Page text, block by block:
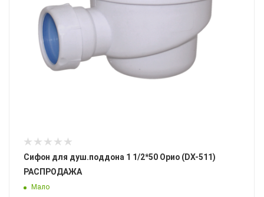
Сифон для душ.поддона 1 1/2*50 Орио (DX-511)
РАСПРОДАЖА
Мало